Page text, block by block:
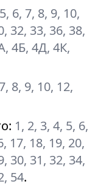
6, 7, 8, 9, 10,
32, 33, 36, 38,
4Б, 4Д, 4К,
8, 9, 10, 12,
: 1, 2, 3, 4, 5, 6,
17, 18, 19, 20,
30, 31, 32, 34,
54.